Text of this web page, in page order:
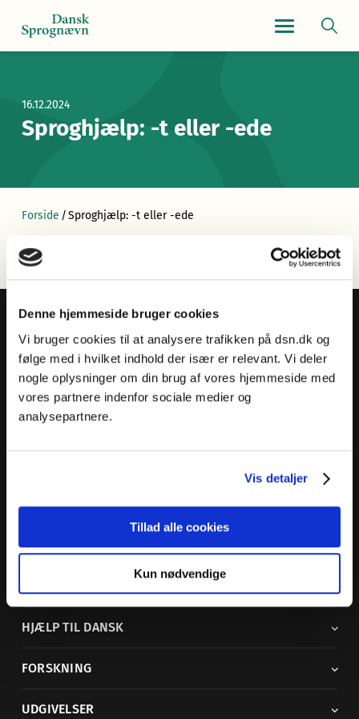
Denne hjemmeside bruger cookies
Vi bruger cookies til at analysere trafikken på dsn.dk og
følge med i hvilket indhold der især er relevant. Vi deler
nogle oplysninger om din brug af vores hjemmeside med
vores partnere indenfor sociale medier og
analysepartnere.
Vis detaljer
Tillad alle cookies
Kun nødvendige
16.12.2024
Sproghjælp: -t eller -ede
Forside /Sproghjælp: -t eller -ede
Dansk Sprognævn
Adelgade 119 B
5400 Bogense
adm@dsn.dk
HJÆLP TIL DANSK
FORSKNING
UDGIVELSER